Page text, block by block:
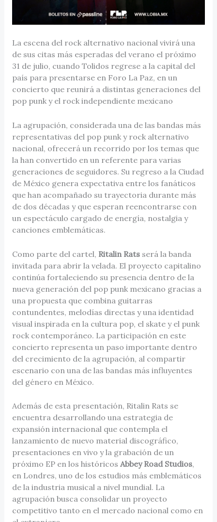
La escena del rock alternativo nacional vivirá una
de sus citas más esperadas del verano el próximo
31 de julio, cuando Tolidos regrese a la capital del
país para presentarse en Foro La Paz, en un
concierto que reunirá a distintas generaciones del
pop punk y el rock independiente mexicano
La agrupación, considerada una de las bandas más
representativas del pop punk y rock alternativo
nacional, ofrecerá un recorrido por los temas que
la han convertido en un referente para varias
generaciones de seguidores. Su regreso a la Ciudad
de México genera expectativa entre los fanáticos
que han acompañado su trayectoria durante más
de dos décadas y que esperan reencontrarse con
un espectáculo cargado de energía, nostalgia y
canciones emblemáticas.
Como parte del cartel, Ritalin Ratsserá la banda
invitada para abrir la velada. El proyecto capitalino
continúa fortaleciendo su presencia dentro de la
nueva generación del pop punk mexicano gracias a
una propuesta que combina guitarras
contundentes, melodías directas y una identidad
visual inspirada en la cultura pop, el skate y el punk
rock contemporáneo. La participación en este
concierto representa un paso importante dentro
del crecimiento de la agrupación, al compartir
escenario con una de las bandas más influyentes
del género en México.
Además de esta presentación, Ritalin Rats se
encuentra desarrollando una estrategia de
expansión internacional que contempla el
lanzamiento de nuevo material discográfico,
presentaciones en vivo y la grabación de un
próximo EP en los históricos Abbey Road Studios,
en Londres, uno de los estudios más emblemáticos
de la industria musical a nivel mundial. La
agrupación busca consolidar un proyecto
competitivo tanto en el mercado nacional como en